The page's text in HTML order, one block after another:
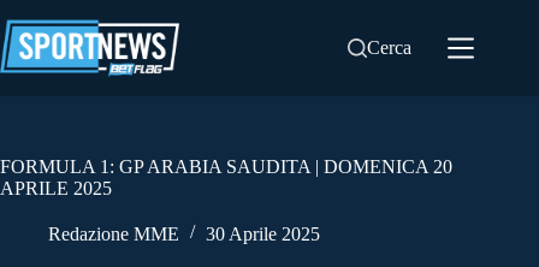
al
contenuto
Cerca
FORMULA 1: GP ARABIA SAUDITA | DOMENICA 20
APRILE 2025
Redazione MME 30 Aprile 2025